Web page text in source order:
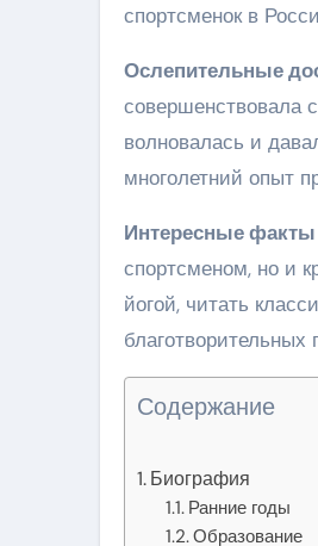
спортсменок в
Ослепительные
совершенствовала
волновалась и
многолетний опыт
Интересные факты
спортсменом, но и
йогой, читать
Содержание
Биография
Ранние годы
Образование